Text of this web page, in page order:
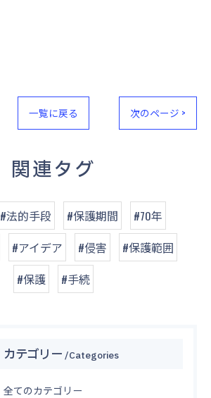
一覧に戻る 次のページ >
関連タグ
#法的手段 #保護期間
#70年
#アイデア #侵害
#保護範囲
#保護
#手続
カテゴリー Categories
全てのカテゴリー